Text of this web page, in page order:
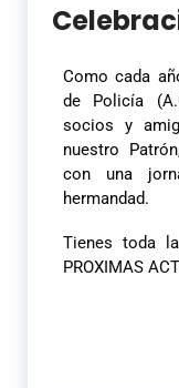
Como cada
de Policía
socios y
nuestro
con una
hermandad.
Tienes toda
PROXIMAS